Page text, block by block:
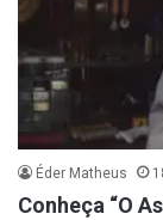
Éder Matheus
Conheça “O